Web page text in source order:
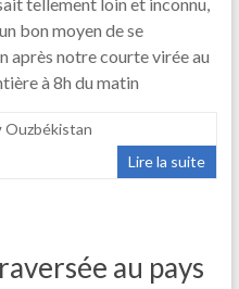
bon moyen de se
après notre courte virée au
à 8h du matin
Ouzbékistan
Lire la suite
au pays